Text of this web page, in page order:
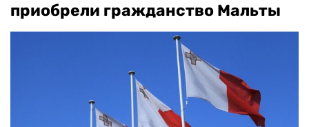
приобрели гражданство Мальты